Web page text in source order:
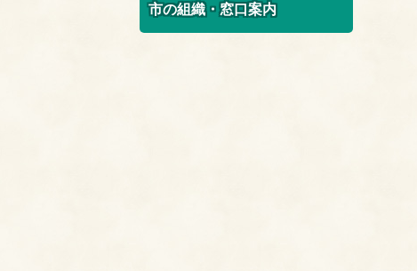
市の組織・窓口案内